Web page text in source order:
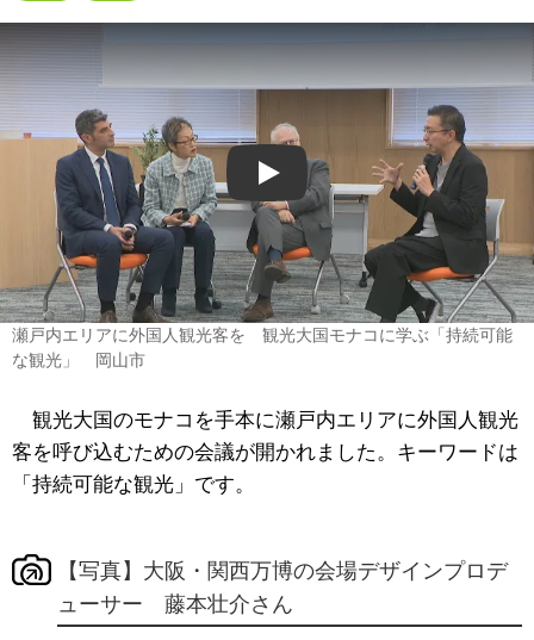
Play
瀬戸内エリアに外国人観光客を 観光大国モナコに学ぶ「持続可能
な観光」 岡山市
観光大国のモナコを手本に瀬戸内エリアに外国人観光
客を呼び込むための会議が開かれました。キーワードは
「持続可能な観光」です。
【写真】大阪・関西万博の会場デザインプロデ
ューサー 藤本壮介さん